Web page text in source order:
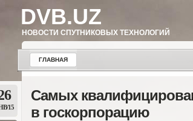
DVB.UZ
НОВОСТИ СПУТНИКОВЫХ ТЕХНОЛОГИЙ
ГЛАВНАЯ
15
Самых
в госкорпорацию